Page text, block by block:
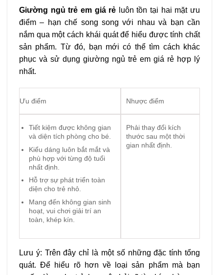
Giường ngủ trẻ em giá rẻ luôn tồn tại hai mặt ưu
điểm – hạn chế song song với nhau và bạn cần
nắm qua một cách khái quát để hiểu được tính chất
sản phẩm. Từ đó, bạn mới có thể tìm cách khác
phục và sử dụng giường ngủ trẻ em giá rẻ hợp lý
nhất.
Ưu điểm Nhược điểm
Tiết kiệm được không gian
và diện tích phòng cho bé.
Kiểu dáng luôn bắt mắt và
phù hợp với từng độ tuổi
nhất định.
Hỗ trợ sự phát triển toàn
diện cho trẻ nhỏ.
Mang đến không gian sinh
hoạt, vui chơi giải trí an
toàn, khép kín.
Phải thay đổi kích
thước sau một thời
gian nhất định.
Lưu ý: Trên đây chỉ là một số những đặc tính tổng
quát. Để hiểu rõ hơn về loại sản phẩm mà bạn